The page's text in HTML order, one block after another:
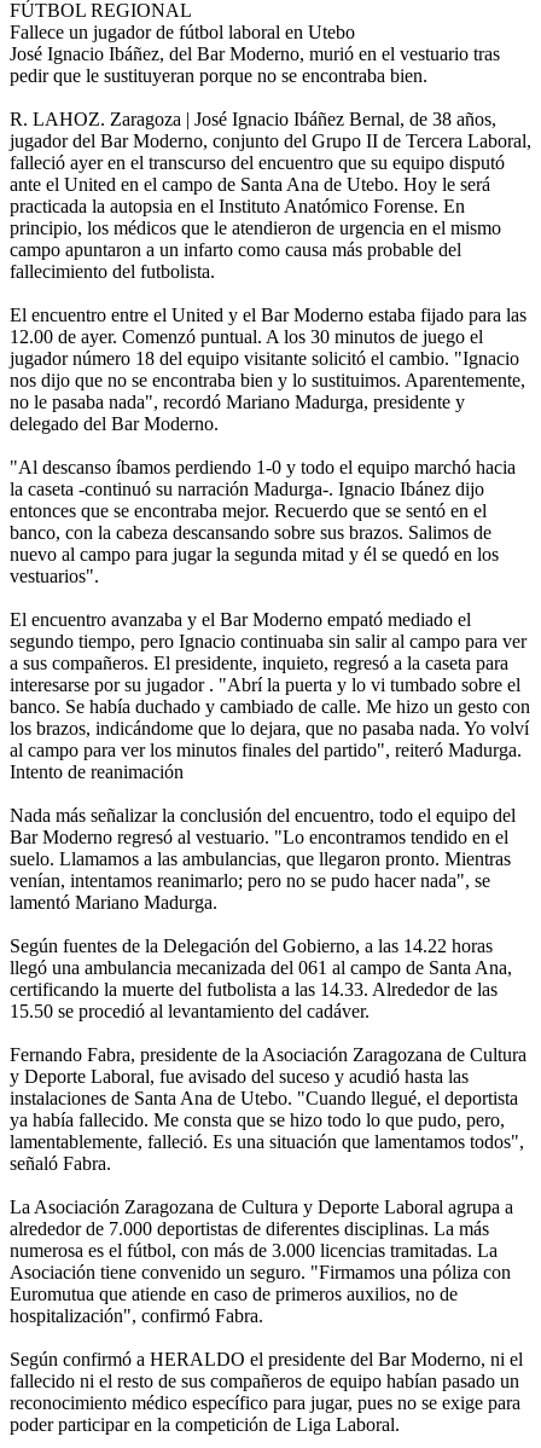
FÚTBOL REGIONAL
Fallece un jugador de fútbol laboral en Utebo
José Ignacio Ibáñez, del Bar Moderno, murió en el vestuario tras
pedir que le sustituyeran porque no se encontraba bien.
R. LAHOZ. Zaragoza | José Ignacio Ibáñez Bernal, de 38 años,
jugador del Bar Moderno, conjunto del Grupo II de Tercera Laboral,
falleció ayer en el transcurso del encuentro que su equipo disputó
ante el United en el campo de Santa Ana de Utebo. Hoy le será
practicada la autopsia en el Instituto Anatómico Forense. En
principio, los médicos que le atendieron de urgencia en el mismo
campo apuntaron a un infarto como causa más probable del
fallecimiento del futbolista.
El encuentro entre el United y el Bar Moderno estaba fijado para las
12.00 de ayer. Comenzó puntual. A los 30 minutos de juego el
jugador número 18 del equipo visitante solicitó el cambio. "Ignacio
nos dijo que no se encontraba bien y lo sustituimos. Aparentemente,
no le pasaba nada", recordó Mariano Madurga, presidente y
delegado del Bar Moderno.
"Al descanso íbamos perdiendo 1-0 y todo el equipo marchó hacia
la caseta -continuó su narración Madurga-. Ignacio Ibánez dijo
entonces que se encontraba mejor. Recuerdo que se sentó en el
banco, con la cabeza descansando sobre sus brazos. Salimos de
nuevo al campo para jugar la segunda mitad y él se quedó en los
vestuarios".
El encuentro avanzaba y el Bar Moderno empató mediado el
segundo tiempo, pero Ignacio continuaba sin salir al campo para ver
a sus compañeros. El presidente, inquieto, regresó a la caseta para
interesarse por su jugador . "Abrí la puerta y lo vi tumbado sobre el
banco. Se había duchado y cambiado de calle. Me hizo un gesto con
los brazos, indicándome que lo dejara, que no pasaba nada. Yo volví
al campo para ver los minutos finales del partido", reiteró Madurga.
Intento de reanimación
Nada más señalizar la conclusión del encuentro, todo el equipo del
Bar Moderno regresó al vestuario. "Lo encontramos tendido en el
suelo. Llamamos a las ambulancias, que llegaron pronto. Mientras
venían, intentamos reanimarlo; pero no se pudo hacer nada", se
lamentó Mariano Madurga.
Según fuentes de la Delegación del Gobierno, a las 14.22 horas
llegó una ambulancia mecanizada del 061 al campo de Santa Ana,
certificando la muerte del futbolista a las 14.33. Alrededor de las
15.50 se procedió al levantamiento del cadáver.
Fernando Fabra, presidente de la Asociación Zaragozana de Cultura
y Deporte Laboral, fue avisado del suceso y acudió hasta las
instalaciones de Santa Ana de Utebo. "Cuando llegué, el deportista
ya había fallecido. Me consta que se hizo todo lo que pudo, pero,
lamentablemente, falleció. Es una situación que lamentamos todos",
señaló Fabra.
La Asociación Zaragozana de Cultura y Deporte Laboral agrupa a
alrededor de 7.000 deportistas de diferentes disciplinas. La más
numerosa es el fútbol, con más de 3.000 licencias tramitadas. La
Asociación tiene convenido un seguro. "Firmamos una póliza con
Euromutua que atiende en caso de primeros auxilios, no de
hospitalización", confirmó Fabra.
Según confirmó a HERALDO el presidente del Bar Moderno, ni el
fallecido ni el resto de sus compañeros de equipo habían pasado un
reconocimiento médico específico para jugar, pues no se exige para
poder participar en la competición de Liga Laboral.